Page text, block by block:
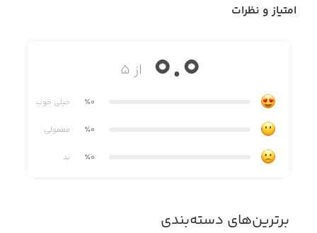
امتیاز و نظرات
از ۵ 0.0
٪0 خیلی خوب
٪0 معمولی
٪0 بد
برترین‌های دسته‌بندی